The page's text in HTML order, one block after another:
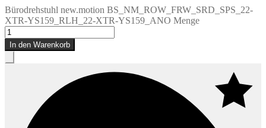
Bürodrehstuhl new.motion BS_NM_ROW_FRW_SRD_SPS_22-
XTR-YS159_RLH_22-XTR-YS159_ANO Menge
In den Warenkorb